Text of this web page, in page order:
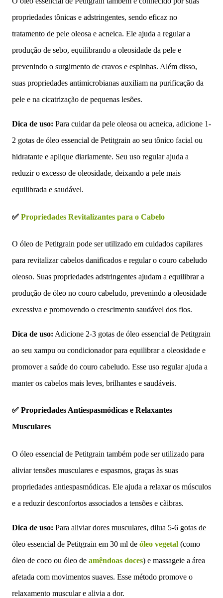
propriedades tônicas e adstringentes, sendo eficaz no
tratamento de pele oleosa e acneica. Ele ajuda a regular a
produção de sebo, equilibrando a oleosidade da pele e
prevenindo o surgimento de cravos e espinhas. Além disso,
suas propriedades antimicrobianas auxiliam na purificação da
pele e na cicatrização de pequenas lesões.
Dica de uso: Para cuidar da pele oleosa ou acneica, adicione 1-
2 gotas de óleo essencial de Petitgrain ao seu tônico facial ou
hidratante e aplique diariamente. Seu uso regular ajuda a
reduzir o excesso de oleosidade, deixando a pele mais
equilibrada e saudável.
✅ Propriedades Revitalizantes para o Cabelo
O óleo de Petitgrain pode ser utilizado em cuidados capilares
para revitalizar cabelos danificados e regular o couro cabeludo
oleoso. Suas propriedades adstringentes ajudam a equilibrar a
produção de óleo no couro cabeludo, prevenindo a oleosidade
excessiva e promovendo o crescimento saudável dos fios.
Dica de uso: Adicione 2-3 gotas de óleo essencial de Petitgrain
ao seu xampu ou condicionador para equilibrar a oleosidade e
promover a saúde do couro cabeludo. Esse uso regular ajuda a
manter os cabelos mais leves, brilhantes e saudáveis.
✅ Propriedades Antiespasmódicas e Relaxantes
Musculares
O óleo essencial de Petitgrain também pode ser utilizado para
aliviar tensões musculares e espasmos, graças às suas
propriedades antiespasmódicas. Ele ajuda a relaxar os músculos
e a reduzir desconfortos associados a tensões e cãibras.
Dica de uso: Para aliviar dores musculares, dilua 5-6 gotas de
óleo essencial de Petitgrain em 30 ml de óleo vegetal (como
óleo de coco ou óleo de amêndoas doces) e massageie a área
afetada com movimentos suaves. Esse método promove o
relaxamento muscular e alivia a dor.